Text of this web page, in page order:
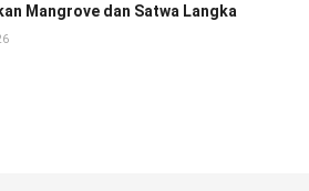
Mangrove dan Satwa Langka